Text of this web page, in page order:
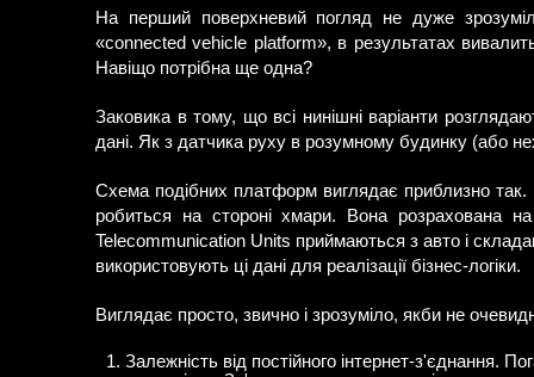
На перший поверхневий погляд не дуже
«connected vehicle platform», в результатах
Навіщо потрібна ще одна?
Заковика в тому, що всі нинішні варіанти
дані. Як з датчика руху в розумному будинку (або
Схема подібних платформ виглядає приблизно так.
робиться на стороні хмари. Вона розрахована
Telecommunication Units приймаються з авто і
використовують ці дані для реалізації бізнес-логіки.
Виглядає просто, звично і зрозуміло, якби не
Залежність від постійного інтернет-з'єднання.